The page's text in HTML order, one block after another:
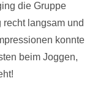
die Gruppe
langsam und
konnte
beim Joggen,